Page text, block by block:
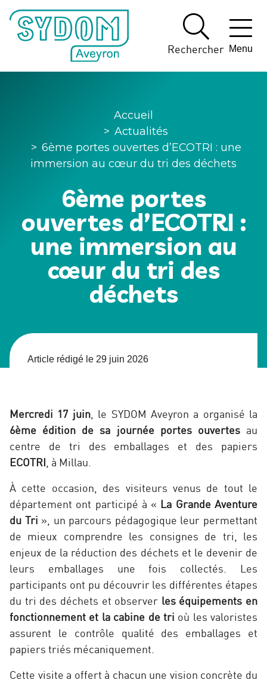
Panneau de gestion des cookies
Rechercher Menu
Accueil
> Actualités
> 6ème portes ouvertes d’ECOTRI : une
immersion au cœur du tri des déchets
6ème portes
ouvertes d’ECOTRI :
une immersion au
cœur du tri des
déchets
Article rédigé le 29 juin 2026
Mercredi 17 juin, le SYDOM Aveyron a organisé la
6ème édition de sa journée portes ouvertesau
centre de tri des emballages et des papiers
ECOTRI , à Millau.
À cette occasion, des visiteurs venus de tout le
département ont participé à « La Grande Aventure
du Tri », un parcours pédagogique leur permettant
de mieux comprendre les consignes de tri, les
enjeux de la réduction des déchets et le devenir de
leurs emballages une fois collectés. Les
participants ont pu découvrir les différentes étapes
du tri des déchets et observer les équipements en
fonctionnement et la cabine de tri où les valoristes
assurent le contrôle qualité des emballages et
papiers triés mécaniquement.
Cette visite a offert à chacun une vision concrète du